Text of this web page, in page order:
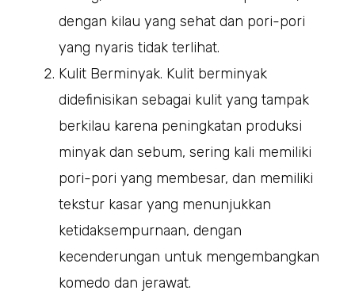
dengan kilau yang sehat dan pori-pori
yang nyaris tidak terlihat.
Kulit Berminyak. Kulit berminyak
didefinisikan sebagai kulit yang tampak
berkilau karena peningkatan produksi
minyak dan sebum, sering kali memiliki
pori-pori yang membesar, dan memiliki
tekstur kasar yang menunjukkan
ketidaksempurnaan, dengan
kecenderungan untuk mengembangkan
komedo dan jerawat.